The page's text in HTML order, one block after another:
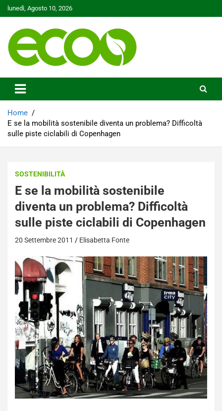
Skip
to
lunedì, Agosto 10, 2026
Ecoo.it
Home
E se la mobilità sostenibile diventa un problema? Difficoltà
sulle piste ciclabili di Copenhagen
SOSTENIBILITÀ
E se la mobilità sostenibile
diventa un problema? Difficoltà
sulle piste ciclabili di Copenhagen
20 Settembre 2011 Elisabetta Fonte